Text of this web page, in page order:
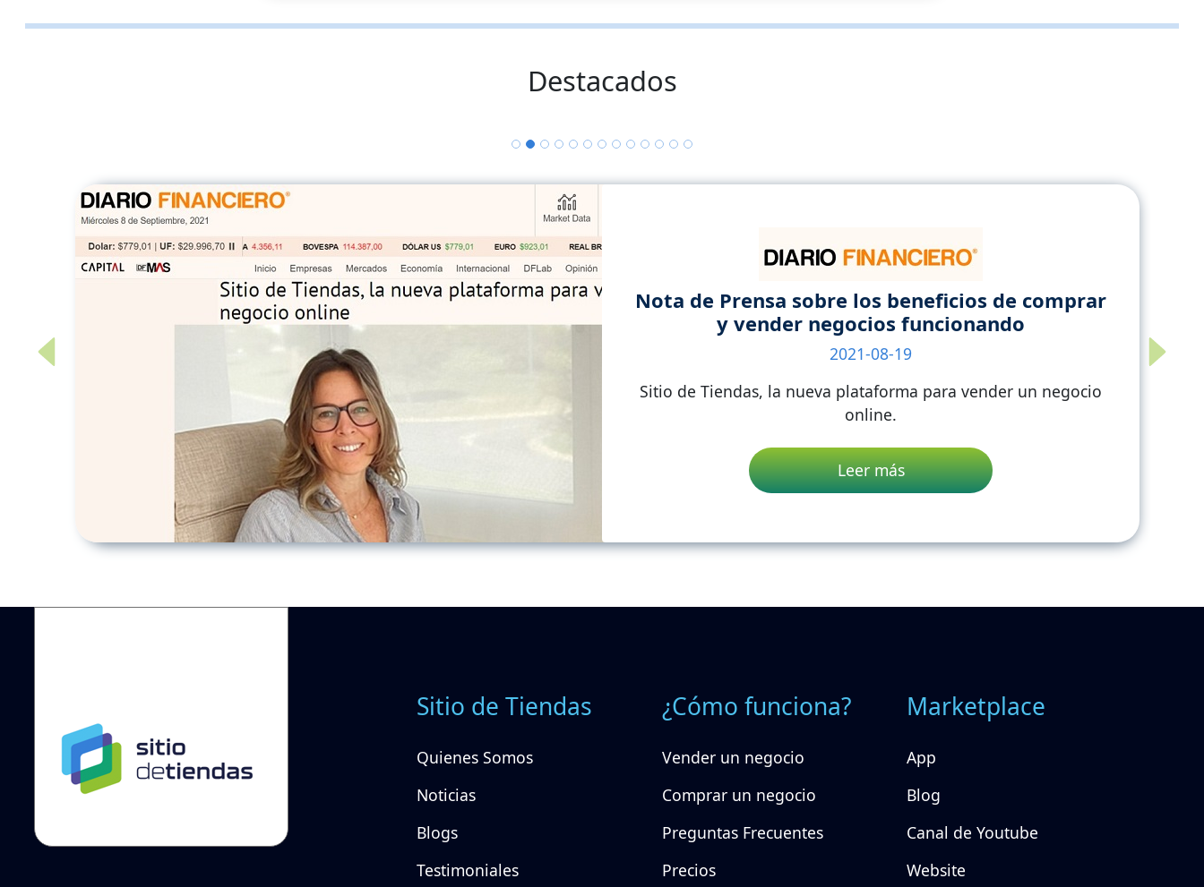
Destacados
Como comprar una tienda online funcionando y
con ganancias
2021-10-20
“Sitio de Tiendas”: Llega a Chile la primera corredora de
negocios digitales de Latinoamérica
Leer más
Sitio de Tiendas
Quienes Somos
Noticias
Blogs
Testimoniales
¿Cómo funciona?
Vender un negocio
Comprar un negocio
Preguntas Frecuentes
Precios
Marketplace
App
Blog
Canal de Youtube
Website